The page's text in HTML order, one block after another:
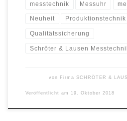
messtechnik Messuhr
Neuheit Produktionstechnik
Qualitätssicherung
Schröter & Lausen
von Firma SCHRÖTER &
Veröffentlicht am
19. Oktober 2018